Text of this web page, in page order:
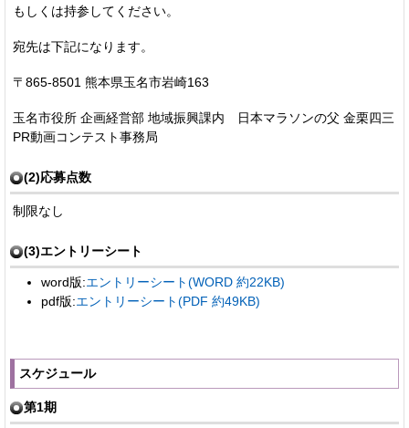
もしくは持参してください。
宛先は下記になります。
〒865-8501 熊本県玉名市岩崎163
玉名市役所 企画経営部 地域振興課内 日本マラソンの父 金栗四三
PR動画コンテスト事務局
(2)応募点数
制限なし
(3)エントリーシート
word版:エントリーシート(WORD 約22KB)
pdf版:エントリーシート(PDF 約49KB)
スケジュール
第1期